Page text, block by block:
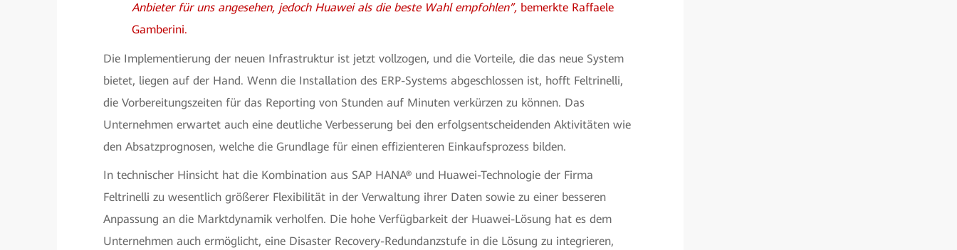
Anbieter für uns angesehen, jedoch Huawei als die beste Wahl empfohlen”, bemerkte Raffaele
Gamberini.
Die Implementierung der neuen Infrastruktur ist jetzt vollzogen, und die Vorteile, die das neue System
bietet, liegen auf der Hand. Wenn die Installation des ERP-Systems abgeschlossen ist, hofft Feltrinelli,
die Vorbereitungszeiten für das Reporting von Stunden auf Minuten verkürzen zu können. Das
Unternehmen erwartet auch eine deutliche Verbesserung bei den erfolgsentscheidenden Aktivitäten wie
den Absatzprognosen, welche die Grundlage für einen effizienteren Einkaufsprozess bilden.
In technischer Hinsicht hat die Kombination aus SAP HANA® und Huawei-Technologie der Firma
Feltrinelli zu wesentlich größerer Flexibilität in der Verwaltung ihrer Daten sowie zu einer besseren
Anpassung an die Marktdynamik verholfen. Die hohe Verfügbarkeit der Huawei-Lösung hat es dem
Unternehmen auch ermöglicht, eine Disaster Recovery-Redundanzstufe in die Lösung zu integrieren,